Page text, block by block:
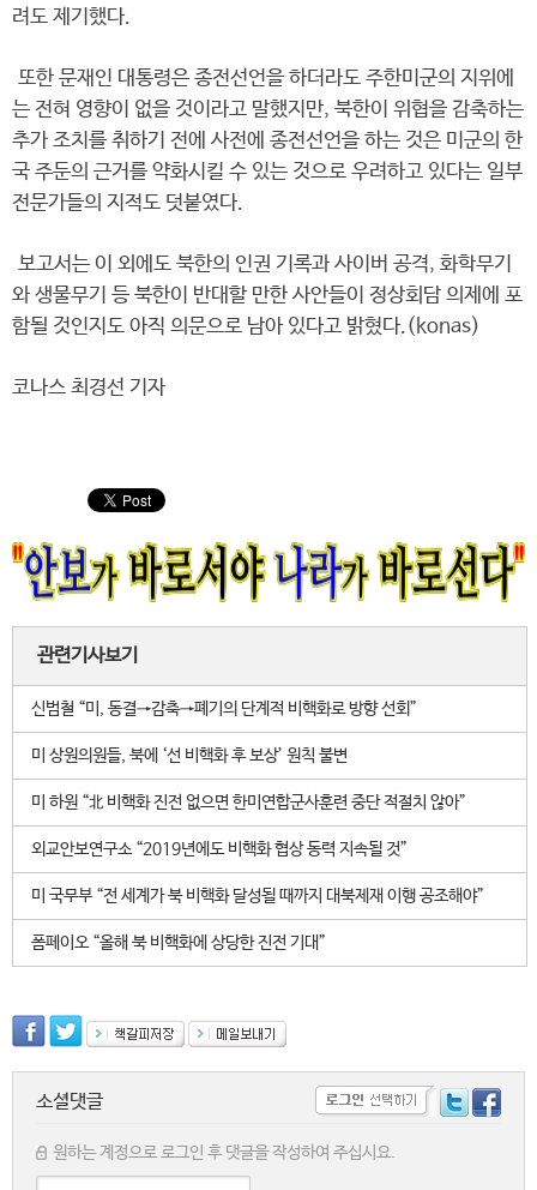
려도 제기했다.
또한 문재인 대통령은 종전선언을 하더라도 주한미군의 지위에
는 전혀 영향이 없을 것이라고 말했지만, 북한이 위협을 감축하는
추가 조치를 취하기 전에 사전에 종전선언을 하는 것은 미군의 한
국 주둔의 근거를 약화시킬 수 있는 것으로 우려하고 있다는 일부
전문가들의 지적도 덧붙였다.
보고서는 이 외에도 북한의 인권 기록과 사이버 공격, 화학무기
와 생물무기 등 북한이 반대할 만한 사안들이 정상회담 의제에 포
함될 것인지도 아직 의문으로 남아 있다고 밝혔다.(konas)
코나스 최경선 기자
관련기사보기
신범철 “미, 동결→감축→폐기의 단계적 비핵화로 방향 선회”
미 상원의원들, 북에 ‘선 비핵화 후 보상’ 원칙 불변
미 하원 “北 비핵화 진전 없으면 한미연합군사훈련 중단 적절치 않아”
외교안보연구소 “2019년에도 비핵화 협상 동력 지속될 것”
미 국무부 “전 세계가 북 비핵화 달성될 때까지 대북제재 이행 공조해야”
폼페이오 “올해 북 비핵화에 상당한 진전 기대”
소셜댓글
원하는 계정으로 로그인 후 댓글을 작성하여 주십시요.